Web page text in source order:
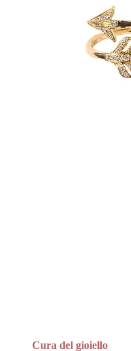
Cura del gioiello